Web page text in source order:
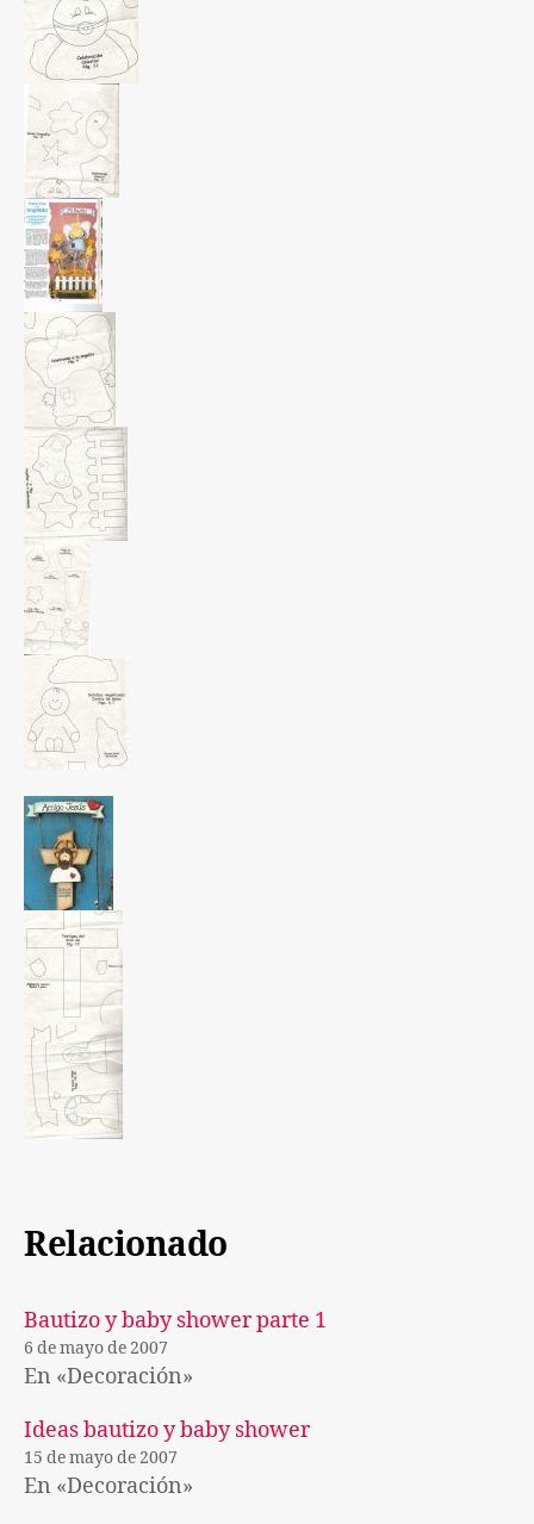
Relacionado
Bautizo y baby shower parte 1
6 de mayo de 2007
En «Decoración»
Ideas bautizo y baby shower
15 de mayo de 2007
En «Decoración»